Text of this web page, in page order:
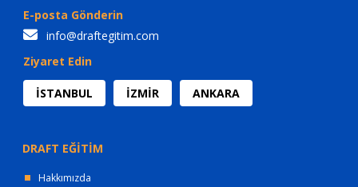
E-posta Gönderin
info@draftegitim.com
Ziyaret Edin
İSTANBUL İZMİR ANKARA
DRAFT EĞİTİM
Hakkımızda